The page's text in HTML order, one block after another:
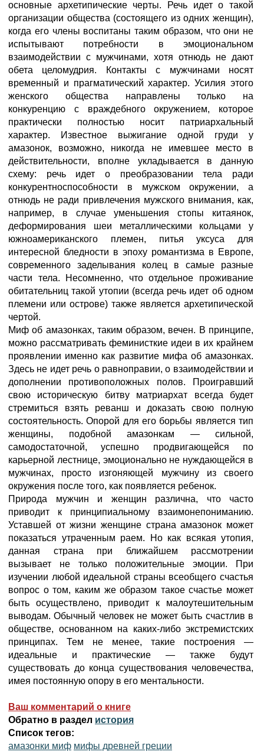
основные архетипические черты. Речь идет о такой
организации общества (состоящего из одних женщин),
когда его члены воспитаны таким образом, что они не
испытывают потребности в эмоциональном
взаимодействии с мужчинами, хотя отнюдь не дают
обета целомудрия. Контакты с мужчинами носят
временный и прагматический характер. Усилия этого
женского общества направлены только на
конкуренцию с враждебного окружением, которое
практически полностью носит патриархальный
характер. Известное выжигание одной груди у
амазонок, возможно, никогда не имевшее место в
действительности, вполне укладывается в данную
схему: речь идет о преобразовании тела ради
конкурентноспособности в мужском окружении, а
отнюдь не ради привлечения мужского внимания, как,
например, в случае уменьшения стопы китаянок,
деформирования шеи металлическими кольцами у
южноамериканского племен, питья уксуса для
интересной бледности в эпоху романтизма в Европе,
современного заделывания колец в самые разные
части тела. Несомненно, что отдельное проживание
обитательниц такой утопии (всегда речь идет об одном
племени или острове) также является архетипической
чертой.
Миф об амазонках, таким образом, вечен. В принципе,
можно рассматривать феминисткие идеи в их крайнем
проявлении именно как развитие мифа об амазонках.
Здесь не идет речь о равноправии, о взаимодействии и
дополнении противоположных полов. Проигравший
свою историческую битву матриархат всегда будет
стремиться взять реванш и доказать свою полную
состоятельность. Опорой для его борьбы является тип
женщины, подобной амазонкам — сильной,
самодостаточной, успешно продвигающейся по
карьерной лестнице, эмоционально не нуждающейся в
мужчинах, просто изгоняющей мужчину из своего
окружения после того, как появляется ребенок.
Природа мужчин и женщин различна, что часто
приводит к принципиальному взаимонепониманию.
Уставшей от жизни женщине страна амазонок может
показаться утраченным раем. Но как всякая утопия,
данная страна при ближайшем рассмотрении
вызывает не только положительные эмоции. При
изучении любой идеальной страны всеобщего счастья
вопрос о том, каким же образом такое счастье может
быть осуществлено, приводит к малоутешительным
выводам. Обычный человек не может быть счастлив в
обществе, основанном на каких-либо экстремистских
принципах. Тем не менее, такие построения —
идеальные и практические — также будут
существовать до конца существования человечества,
имея постоянную опору в его ментальности.
Ваш комментарий о книге
Обратно в раздел история
Список тегов:
амазонки миф мифы древней греции